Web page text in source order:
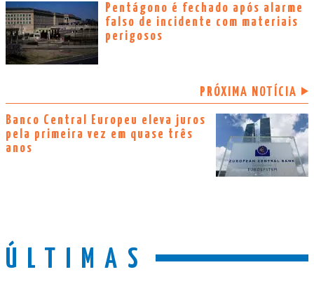
Pentágono é fechado após alarme
falso de incidente com materiais
perigosos
PRÓXIMA NOTÍCIA
Banco Central Europeu eleva juros
pela primeira vez em quase três
anos
ÚLTIMAS